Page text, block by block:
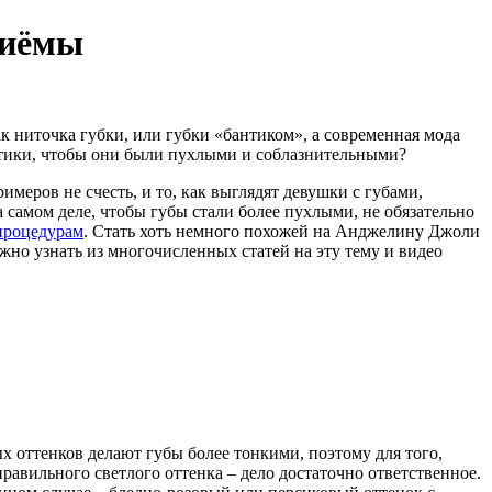
ниточка губки, или губки «бантиком», а современная мода
чтобы они были пухлыми и соблазнительными?
не счесть, и то, как выглядят девушки с губами,
деле, чтобы губы стали более пухлыми, не обязательно
. Стать хоть немного похожей на Анджелину Джоли
узнать из многочисленных статей на эту тему и видео
делают губы более тонкими, поэтому для того,
светлого оттенка – дело достаточно ответственное.